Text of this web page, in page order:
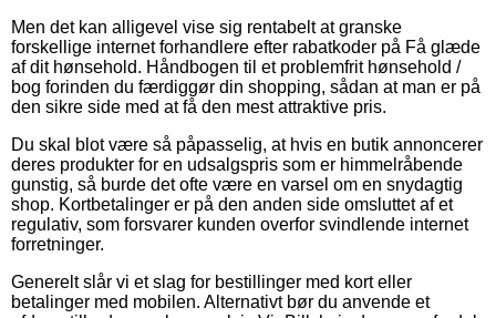
Men det kan alligevel vise sig rentabelt at granske
forskellige internet forhandlere efter rabatkoder på Få glæde
af dit hønsehold. Håndbogen til et problemfrit hønsehold /
bog forinden du færdiggør din shopping, sådan at man er på
den sikre side med at få den mest attraktive pris.
Du skal blot være så påpasselig, at hvis en butik annoncerer
deres produkter for en udsalgspris som er himmelråbende
gunstig, så burde det ofte være en varsel om en snydagtig
shop. Kortbetalinger er på den anden side omsluttet af et
regulativ, som forsvarer kunden overfor svindlende internet
forretninger.
Generelt slår vi et slag for bestillinger med kort eller
betalinger med mobilen. Alternativt bør du anvende et